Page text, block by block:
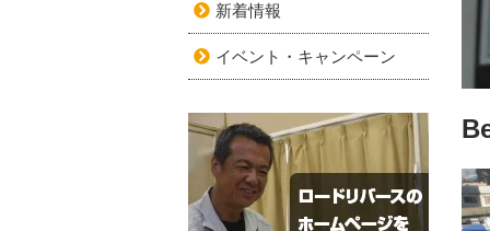
新着情報
イベント・キャンペーン